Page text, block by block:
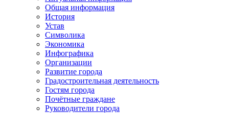
Общая информация
История
Устав
Символика
Экономика
Инфографика
Организации
Развитие города
Градостроительная деятельность
Гостям города
Почётные граждане
Руководители города